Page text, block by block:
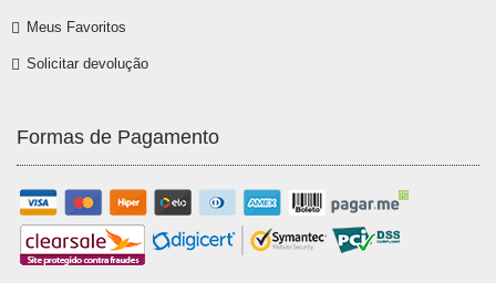
Meus Favoritos
Solicitar devolução
Formas de Pagamento